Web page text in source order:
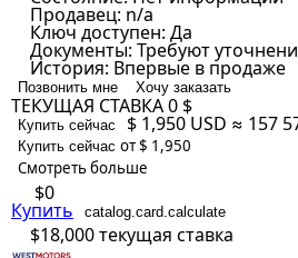
Продавец: n/a
Ключ доступен: Да
Документы: Требуют
История: Впервые в продаже
Позвонить мне Хочу заказать
ТЕКУЩАЯ СТАВКА0 $
Купить сейчас $ 1,950 USD ≈ 157
Купить сейчас от $ 1,950
Смотреть больше
$0
Купить catalog.card.calculate
$18,000текущая ставка